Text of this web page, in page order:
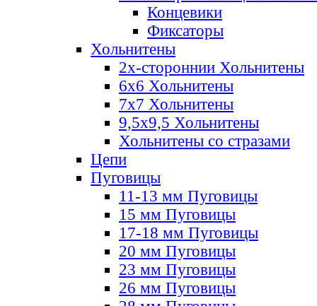
Концевики
Фиксаторы
Хольнитены
2х-стороннии Хольнитены
6х6 Хольнитены
7х7 Хольнитены
9,5х9,5 Хольнитены
Хольнитены со стразами
Цепи
Пуговицы
11-13 мм Пуговицы
15 мм Пуговицы
17-18 мм Пуговицы
20 мм Пуговицы
23 мм Пуговицы
26 мм Пуговицы